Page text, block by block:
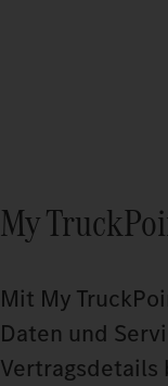
My
Mit My
Daten und
Vertragsdetails